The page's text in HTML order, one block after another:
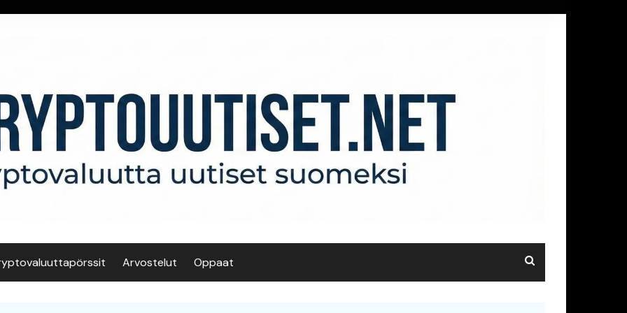
Arvostelut Oppaat